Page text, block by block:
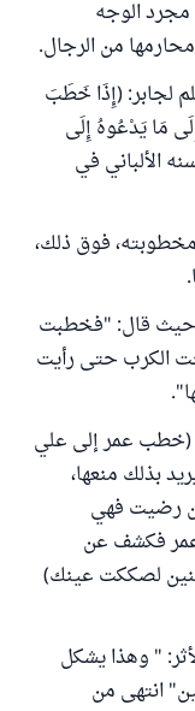
مجرد الوجه
من الرجال.
لجابر: (إِذَا ‌خَطَبَ
مَا يَدْعُوهُ إِلَى
أحمد (14586)، وحسنه الألباني في
فوق ذلك،
حيث قال: "فخطبت
الكرب حتى رأيت
(خطب عمر إلى علي
بذلك منعها،
رضيت فهي
عمر فكشف عن
لصككت عينك)
" وهذا يشكل
انتهى من